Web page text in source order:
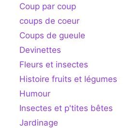
Coup par coup
coups de coeur
Coups de gueule
Devinettes
Fleurs et insectes
Histoire fruits et légumes
Humour
Insectes et p'tites bêtes
Jardinage